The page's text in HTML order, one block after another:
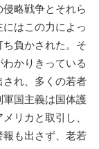
略戦争とそれら
はこの力によっ
負かされた。そ
かりきっている
され、多くの若者
軍国主義は国体護
リカと取引し、
報も出さず、老若